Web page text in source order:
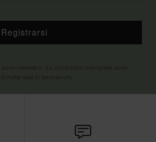
Registrarsi